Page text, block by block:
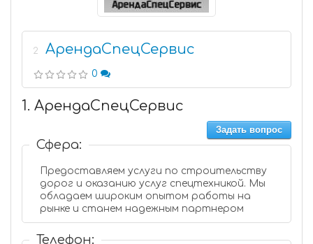
2 АрендаСпецСервис
0
1. АрендаСпецСервис
Задать вопрос
Сфера:
Предоставляем услуги по строительству
дорог и оказанию услуг спецтехникой. Мы
обладаем широким опытом работы на
рынке и станем надежным партнером
Телефон: